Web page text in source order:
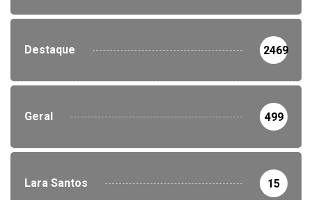
Destaque 2469
Geral 499
Lara Santos 15